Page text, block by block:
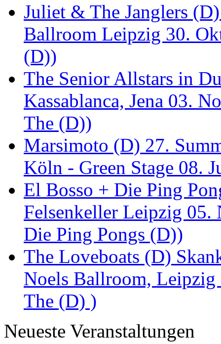
Juliet & The Janglers
Ballroom Leipzig 30.
(D))
The Senior Allstars in
Kassablanca, Jena 03.
The (D))
Marsimoto (D) 27.
Köln - Green Stage 08.
El Bosso + Die Ping
Felsenkeller Leipzig
Die Ping Pongs (D))
The Loveboats (D)
Noels Ballroom, Leipzig
The (D) )
Neueste Veranstaltungen